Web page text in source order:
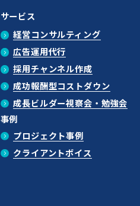
サービス
経営コンサルティング
広告運用代行
採用チャンネル作成
成功報酬型コストダウン
成長ビルダー視察会・勉強会
事例
プロジェクト事例
クライアントボイス